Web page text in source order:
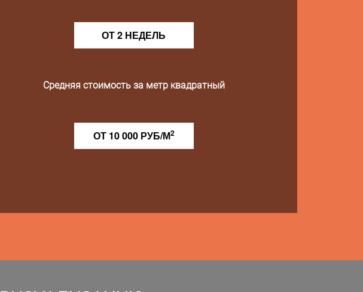
ОТ 2 НЕДЕЛЬ
Средняя стоимость за метр квадратный
ОТ 10 000 РУБ/М2